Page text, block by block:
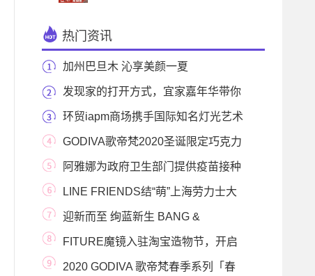
热门资讯
加州巴旦木 沁享美颜一夏
发现家的打开方式，宜家嘉年华带你
云游“他们
环贸iapm商场携手国际知名灯光艺术
团队 打造专属
GODIVA歌帝梵2020圣诞限定巧克力
礼盒系列 生活每刻
阿雅娜为政府卫生部门提供疫苗接种
工作，以支
LINE FRIENDS结“萌”上海劳力士大
师赛，开启趣味
迎新而至 绚蓝新生 BANG &
OLUFSEN 全新推出亚洲
FITURE魔镜入驻淘宝造物节，开启
武侠健身新副本
2020 GODIVA 歌帝梵春季系列「春